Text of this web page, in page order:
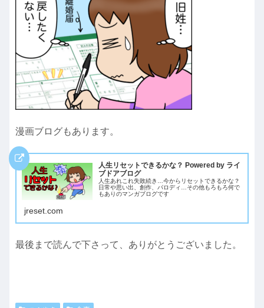
漫画ブログもあります。
人生リセットできるかな？ Powered by ライ
ブドアブログ
人生あれこれ失敗続き…今からリセットできるかな？
日常や思い出、創作、パロディ…その他もろもろ何で
もありのマンガブログです
jreset.com
最後まで読んで下さって、ありがとうございました。